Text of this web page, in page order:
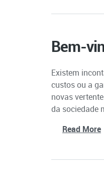
Bem-
Existem
custos ou a
novas
da sociedade
Read More